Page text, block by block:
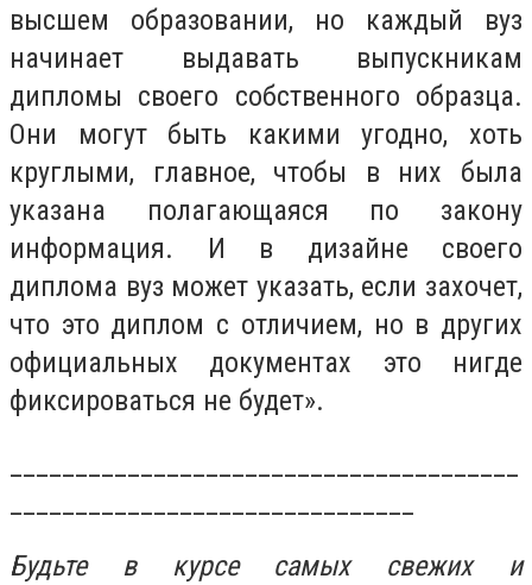
высшем образовании, но каждый вуз
начинает выдавать выпускникам
дипломы своего собственного образца.
Они могут быть какими угодно, хоть
круглыми, главное, чтобы в них была
указана полагающаяся по закону
информация. И в дизайне своего
диплома вуз может указать, если захочет,
что это диплом с отличием, но в других
официальных документах это нигде
фиксироваться не будет».
Будьте в курсе самых свежих и